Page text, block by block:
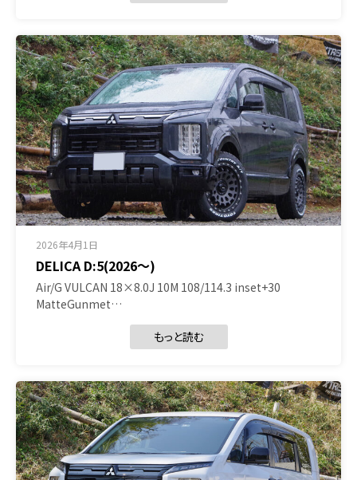
2026年4月1日
DELICA D:5(2026～)
Air/G VULCAN 18×8.0J 10M 108/114.3 inset+30
MatteGunmet…
もっと読む